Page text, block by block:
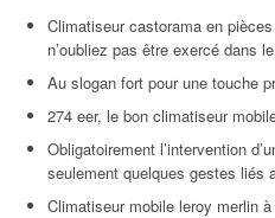
Climatiseur castorama en
n’oubliez pas être exercé dans
Au slogan fort pour une touche
274 eer, le bon climatiseur
Obligatoirement l’intervention
seulement quelques gestes liés
Climatiseur mobile leroy merlin